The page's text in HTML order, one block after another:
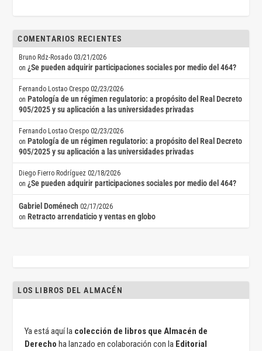
COMENTARIOS RECIENTES
Bruno Rdz-Rosado 03/21/2026
on¿Se pueden adquirir participaciones sociales por medio del 464?
Fernando Lostao Crespo 02/23/2026
on Patología de un régimen regulatorio: a propósito del Real Decreto
905/2025 y su aplicación a las universidades privadas
Fernando Lostao Crespo 02/23/2026
on Patología de un régimen regulatorio: a propósito del Real Decreto
905/2025 y su aplicación a las universidades privadas
Diego Fierro Rodríguez 02/18/2026
on¿Se pueden adquirir participaciones sociales por medio del 464?
Gabriel Doménech 02/17/2026
on Retracto arrendaticio y ventas en globo
LOS LIBROS DEL ALMACÉN
Ya está aquí la colección de libros que Almacén de
Derecho ha lanzado en colaboración con la Editorial